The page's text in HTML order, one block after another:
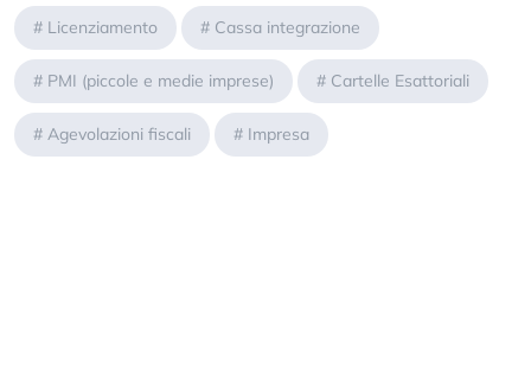
# Licenziamento # Cassa integrazione
# PMI (piccole e medie imprese) # Cartelle Esattoriali
# Agevolazioni fiscali # Impresa